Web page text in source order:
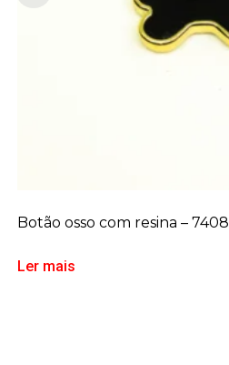
Botão osso com resina – 7408
Ler mais